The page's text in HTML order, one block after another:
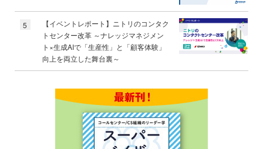
5
【イベントレポート】ニトリのコンタク
トセンター改革 ～ナレッジマネジメン
ト×生成AIで「生産性」と「顧客体験」
向上を両立した舞台裏～